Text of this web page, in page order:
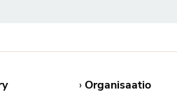
›Organisaatio